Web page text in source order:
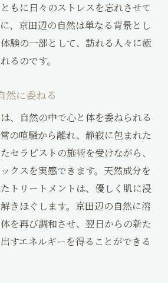
もに日々のストレスを忘れさせて
、京田辺の自然は単なる背景とし
験の一部として、訪れる人々に癒
るのです。
然に委ねる
、自然の中で心と体を委ねられる
の喧騒から離れ、静寂に包まれた
セラピストの施術を受けながら、
クスを実感できます。天然成分を
トリートメントは、優しく肌に浸
きほぐします。京田辺の自然に溶
を再び調和させ、翌日からの新た
すエネルギーを得ることができる